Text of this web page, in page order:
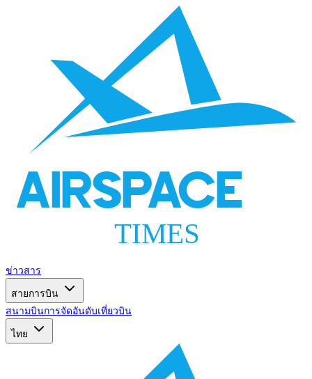
AIRSPACE
TIMES
ข่าวสาร
สายการบิน
สนามบินการจัดอันดับเที่ยวบิน
ไทย